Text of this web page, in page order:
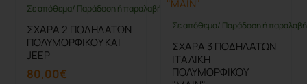
Σε απόθεμα/ Παράδοση ή παραλαβή έως 10 ημέρες
ΣΧΑΡΑ 2 ΠΟΔΗΛΑΤΩΝ
ΠΟΛΥΜΟΡΦΙΚΟΥ ΚΑΙ
JEEP
80,00€
Σε απόθεμα/ Παράδοση ή
ΣΧΑΡΑ 3 ΠΟΔΗΛΑΤΩΝ
ΙΤΑΛΙΚΗ
ΠΟΛΥΜΟΡΦΙΚΟΥ